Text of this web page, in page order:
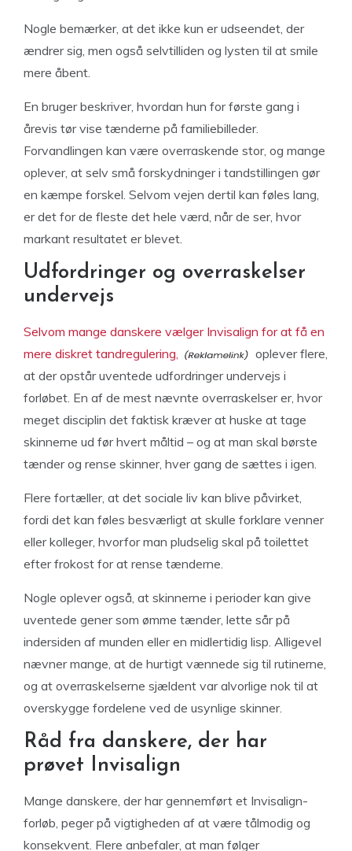
Nogle bemærker, at det ikke kun er udseendet, der
ændrer sig, men også selvtilliden og lysten til at smile
mere åbent.
En bruger beskriver, hvordan hun for første gang i
årevis tør vise tænderne på familiebilleder.
Forvandlingen kan være overraskende stor, og mange
oplever, at selv små forskydninger i tandstillingen gør
en kæmpe forskel. Selvom vejen dertil kan føles lang,
er det for de fleste det hele værd, når de ser, hvor
markant resultatet er blevet.
Udfordringer og overraskelser
undervejs
Selvom mange danskere vælger Invisalign for at få en
mere diskret tandregulering,
oplever flere,
at der opstår uventede udfordringer undervejs i
forløbet. En af de mest nævnte overraskelser er, hvor
meget disciplin det faktisk kræver at huske at tage
skinnerne ud før hvert måltid – og at man skal børste
tænder og rense skinner, hver gang de sættes i igen.
Flere fortæller, at det sociale liv kan blive påvirket,
fordi det kan føles besværligt at skulle forklare venner
eller kolleger, hvorfor man pludselig skal på toilettet
efter frokost for at rense tænderne.
Nogle oplever også, at skinnerne i perioder kan give
uventede gener som ømme tænder, lette sår på
indersiden af munden eller en midlertidig lisp. Alligevel
nævner mange, at de hurtigt vænnede sig til rutinerne,
og at overraskelserne sjældent var alvorlige nok til at
overskygge fordelene ved de usynlige skinner.
Råd fra danskere, der har
prøvet Invisalign
Mange danskere, der har gennemført et Invisalign-
forløb, peger på vigtigheden af at være tålmodig og
konsekvent. Flere anbefaler, at man følger